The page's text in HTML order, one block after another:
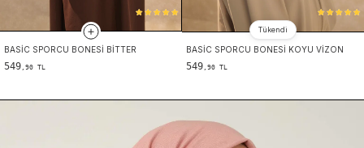
BASIC SPORCU BONESI BITTER
549 ,90 TL
Tükendi
BASIC SPORCU BONESI KOYU VIZON
549 ,90 TL